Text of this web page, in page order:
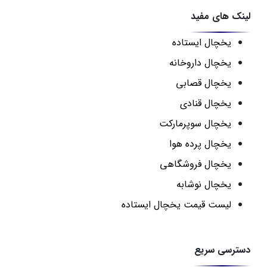
لینک های مفید
یخچال ایستاده
یخچال داروخانه
یخچال قصابی
یخچال قنادی
یخچال سوپرمارکت
یخچال پرده هوا
یخچال فروشگاهی
یخچال نوشابه
لیست قیمت یخچال ایستاده
دسترسی سریع